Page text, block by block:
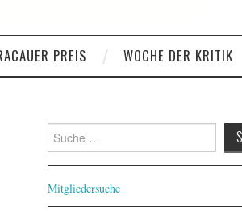
PREIS WOCHE DER KRITIK
Suche
nach:
Mitgliedersuche